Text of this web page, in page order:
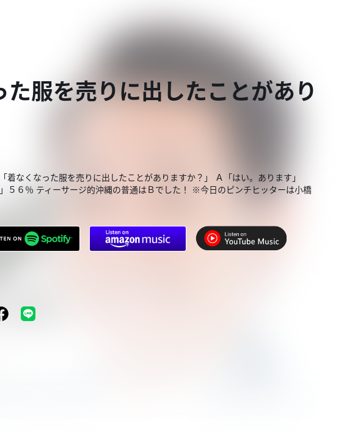
た服を売りに出したことがあり
着なくなった服を売りに出したことがありますか？」 Ａ「はい。あります」
５６％ ティーサージ的沖縄の普通はＢでした！ ※今日のピンチヒッターは小橋